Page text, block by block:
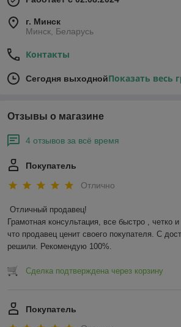
г. Минск
Минск, Беларусь
Контакты
Сегодня выходнойПоказать весь
Отзывы о магазине
4 отзывов за всё время
Покупатель
Отлично
Отличный продавец!
Грамотная консультация, все быстро , четко
что продавец ценит своего покупателя. С
решили. Рекомендую 100%.
Сделка подтверждена через корзину
Покупатель